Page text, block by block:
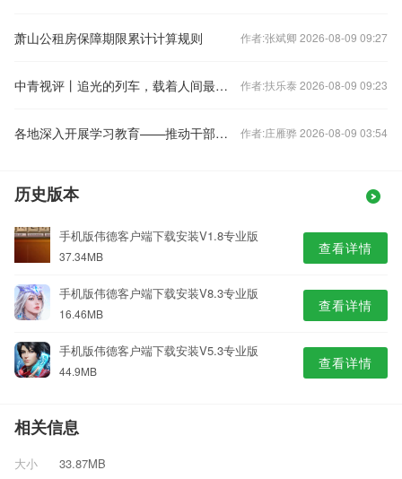
萧山公租房保障期限累计计算规则 作者:张斌卿 2026-08-09 09:27
中青视评丨追光的列车，载着人间最暖的团圆 作者:扶乐泰 2026-08-09 09:23
各地深入开展学习教育——推动干部转作风、群众得实惠 作者:庄雁骅 2026-08-09 03:54
历史版本
手机版伟德客户端下载安装V1.8专业版
37.34MB 查看详情
手机版伟德客户端下载安装V8.3专业版
16.46MB 查看详情
手机版伟德客户端下载安装V5.3专业版
44.9MB 查看详情
相关信息
大小
33.87MB